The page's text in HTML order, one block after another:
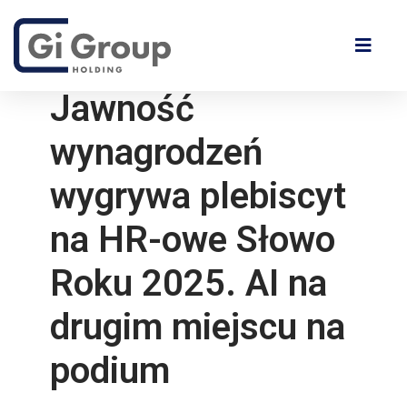
Jawność
wynagrodzeń
wygrywa plebiscyt
na HR-owe Słowo
Roku 2025. AI na
drugim miejscu na
podium